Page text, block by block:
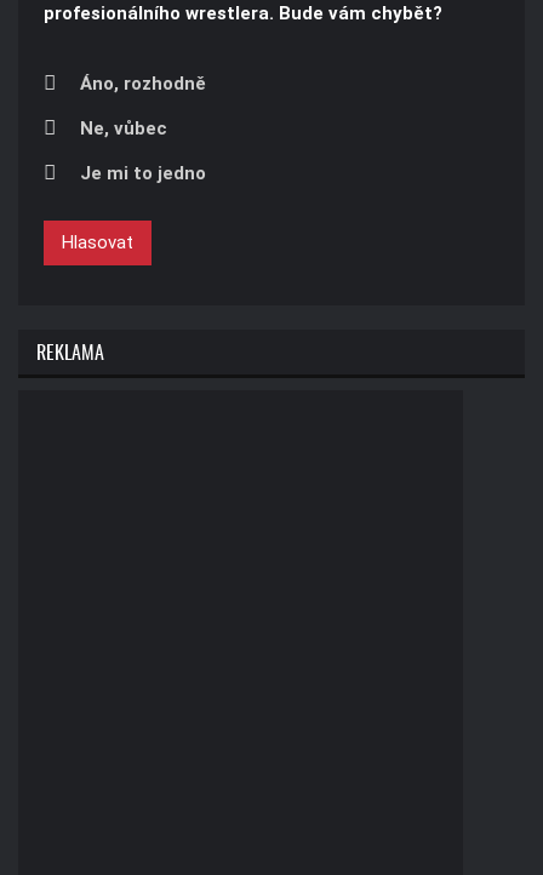
profesionálního wrestlera. Bude vám chybět?
Áno, rozhodně
Ne, vůbec
Je mi to jedno
Hlasovat
REKLAMA